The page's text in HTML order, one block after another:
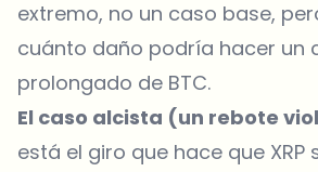
extremo, no un caso base,
cuánto daño podría hacer un
prolongado de BTC.
El caso alcista (un rebote
está el giro que hace que